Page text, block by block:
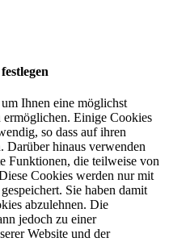
Ihnen eine möglichst
Einige Cookies
so dass auf ihren
Darüber hinaus verwenden
Funktionen, die teilweise von
Cookies werden nur mit
Sie haben damit
abzulehnen. Die
jedoch zu einer
Website und der